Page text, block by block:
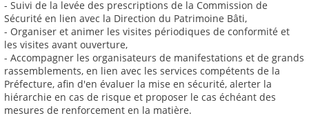
- Suivi de la levée des prescriptions de la Commission de
Sécurité en lien avec la Direction du Patrimoine Bâti,
- Organiser et animer les visites périodiques de conformité et
les visites avant ouverture,
- Accompagner les organisateurs de manifestations et de grands
rassemblements, en lien avec les services compétents de la
Préfecture, afin d'en évaluer la mise en sécurité, alerter la
hiérarchie en cas de risque et proposer le cas échéant des
mesures de renforcement en la matière.